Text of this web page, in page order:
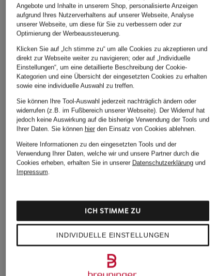
VEJA
107,99 €
Bestpreis:91,79 €
Ursprünglich:
135 €
paul green
89,99 €
Bestpreis:76,49 €
Ursprünglich:
180 €
BOSS
210 €
Veja Campo
Veja Sale
Veja Sneaker Damen
Veja Sneaker Herren
Veja VOLLEY
Angebote und Inhalte in unserem Shop, personalisierte Anzeigen
aufgrund Ihres Nutzerverhaltens auf unserer Webseite, Analyse
unserer Webseite, um diese für Sie zu verbessern oder zur
Optimierung der Werbeaussteuerung.
Klicken Sie auf „Ich stimme zu“ um alle Cookies zu akzeptieren und
direkt zur Webseite weiter zu navigieren; oder auf „Individuelle
Einstellungen“, um eine detaillierte Beschreibung der Cookie-
Kategorien und eine Übersicht der eingesetzten Cookies zu erhalten
sowie eine individuelle Auswahl zu treffen.
Sie können Ihre Tool-Auswahl jederzeit nachträglich ändern oder
widerrufen (z.B. im Fußbereich unserer Webseite). Der Widerruf hat
jedoch keine Auswirkung auf die bisherige Verwendung der Tools und
Ihrer Daten. Sie können hierden Einsatz von Cookies ablehnen.
Weitere Informationen zu den eingesetzten Tools und der
Verwendung Ihrer Daten, welche wir und unsere Partner durch die
Cookies erheben, erhalten Sie in unserer Datenschutzerklärungund
Impressum.
INDIVIDUELLE EINSTELLUNGEN
ICH STIMME ZU